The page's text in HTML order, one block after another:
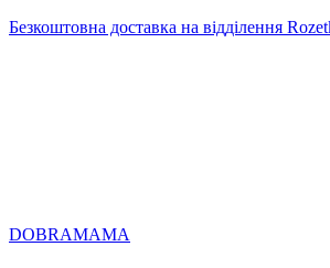
Безкоштовна доставка на відділення
DOBRAMAMA